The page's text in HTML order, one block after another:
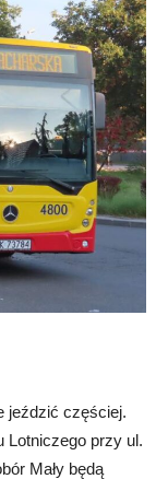
jeździć częściej.
Lotniczego przy ul.
Mały będą